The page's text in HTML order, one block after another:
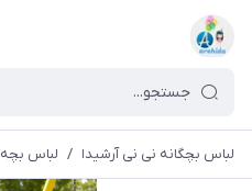
لباس بچگانه نی نی آرشیدا / لباس بچه